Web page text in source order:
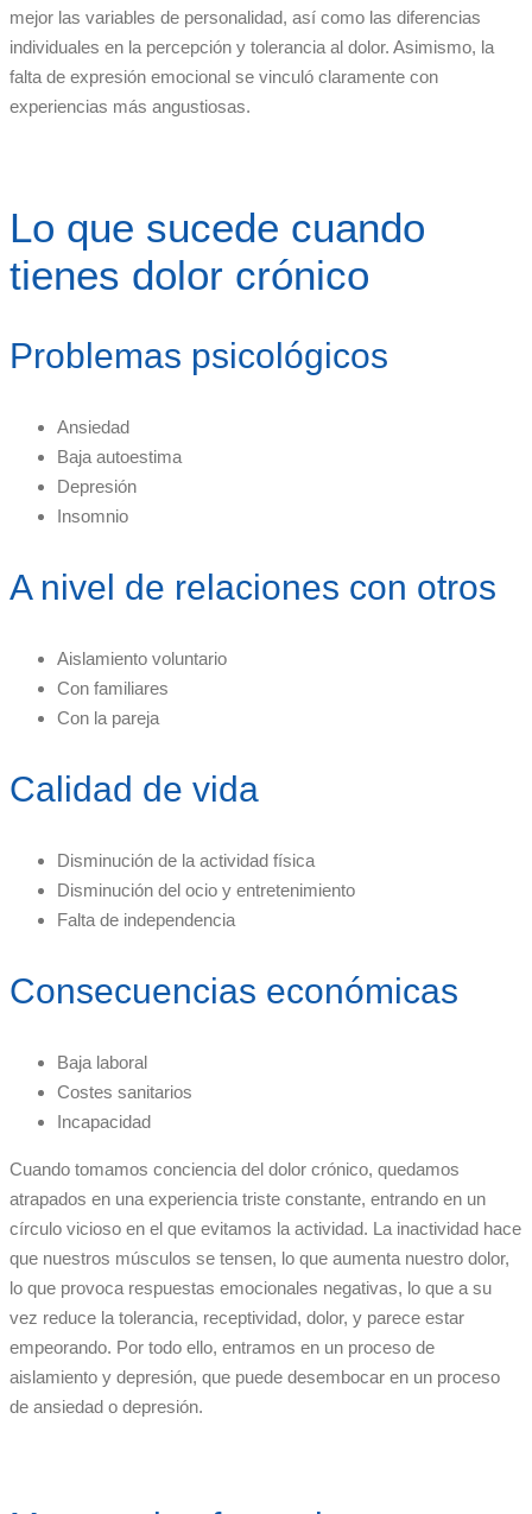
mejor las variables de personalidad, así como las diferencias
individuales en la percepción y tolerancia al dolor. Asimismo, la
falta de expresión emocional se vinculó claramente con
experiencias más angustiosas.
Lo que sucede cuando
tienes dolor crónico
Problemas psicológicos
Ansiedad
Baja autoestima
Depresión
Insomnio
A nivel de relaciones con otros
Aislamiento voluntario
Con familiares
Con la pareja
Calidad de vida
Disminución de la actividad física
Disminución del ocio y entretenimiento
Falta de independencia
Consecuencias económicas
Baja laboral
Costes sanitarios
Incapacidad
Cuando tomamos conciencia del dolor crónico, quedamos
atrapados en una experiencia triste constante, entrando en un
círculo vicioso en el que evitamos la actividad. La inactividad hace
que nuestros músculos se tensen, lo que aumenta nuestro dolor,
lo que provoca respuestas emocionales negativas, lo que a su
vez reduce la tolerancia, receptividad, dolor, y parece estar
empeorando. Por todo ello, entramos en un proceso de
aislamiento y depresión, que puede desembocar en un proceso
de ansiedad o depresión.